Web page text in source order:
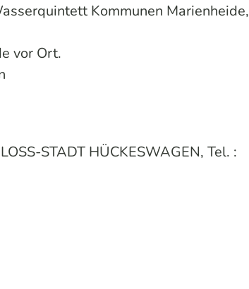
Kommunen Marienheide,
vor Ort.
STADT HÜCKESWAGEN, Tel. :